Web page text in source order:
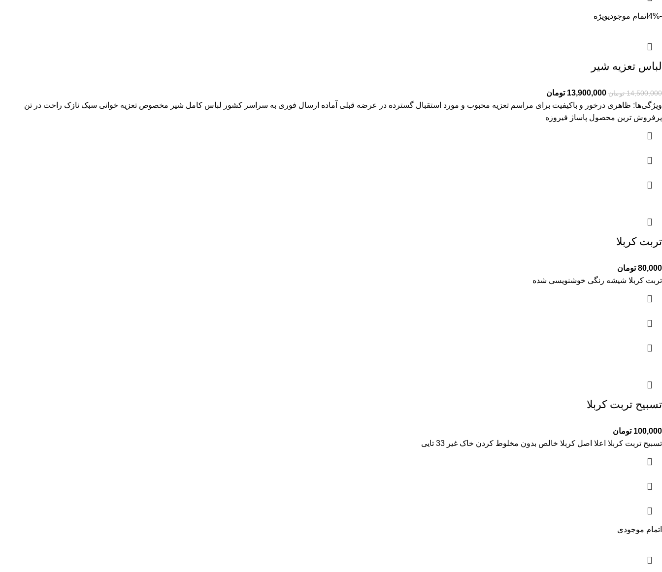
-4% اتمام موجودیویژه
لباس تعزیه شیر
14,500,000 تومان 13,900,000 تومان
ویژگی‌ها: ظاهری درخور و باکیفیت برای مراسم تعزیه محبوب و مورد استقبال گسترده در عرضه قبلی آماده ارسال فوری به سراسر کشور لباس کامل شیر مخصوص تعزیه خوانی سبک نازک راحت در تن
پرفروش ترین محصول پاساژ فیروزه
تربت کربلا
80,000 تومان
تربت کربلا شیشه رنگی خوشنویسی شده
تسبیح تربت کربلا
100,000 تومان
تسبیح تربت کربلا اعلا اصل کربلا خالص بدون مخلوط کردن خاک غیر 33 تایی
اتمام موجودی